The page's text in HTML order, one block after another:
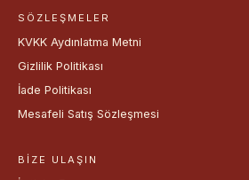
SÖZLEŞMELER
KVKK Aydınlatma Metni
Gizlilik Politikası
İade Politikası
Mesafeli Satış Sözleşmesi
BIZE ULAŞIN